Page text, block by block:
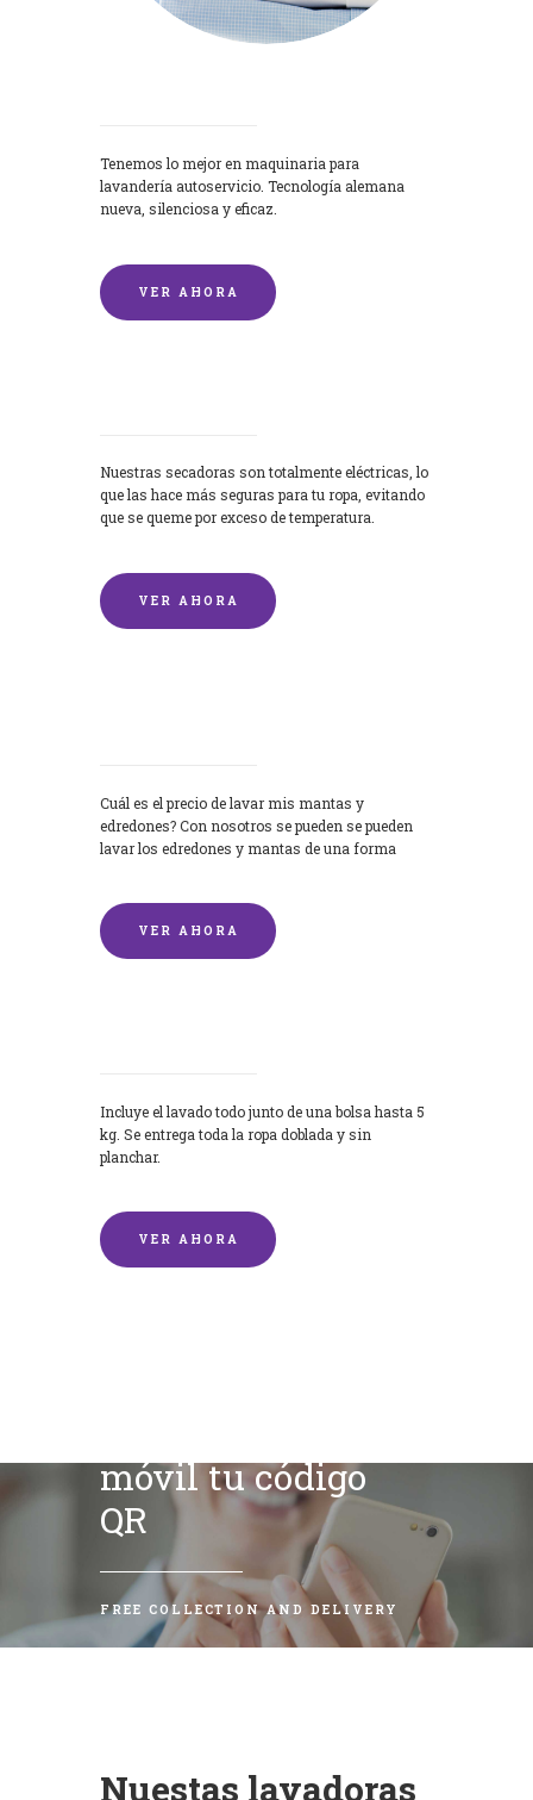
Tenemos lo mejor en maquinaria para
lavandería autoservicio. Tecnología alemana
nueva, silenciosa y eficaz.
VER AHORA
Nuestras secadoras son totalmente eléctricas, lo
que las hace más seguras para tu ropa, evitando
que se queme por exceso de temperatura.
VER AHORA
Cuál es el precio de lavar mis mantas y
edredones? Con nosotros se pueden se pueden
lavar los edredones y mantas de una forma
VER AHORA
Incluye el lavado todo junto de una bolsa hasta 5
kg. Se entrega toda la ropa doblada y sin
planchar.
VER AHORA
móvil tu código
QR
FREE COLLECTION AND DELIVERY
Nuestas lavadoras